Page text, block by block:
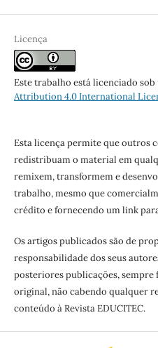
Licença
Este trabalho está licenciado
Attribution 4.0 International
Esta licença permite que outros
redistribuam o material em
remixem, transformem e
trabalho, mesmo que
crédito e fornecendo um link
Os artigos publicados são de
responsabilidade dos seus
posteriores publicações, sempre
original, não cabendo qualquer
conteúdo à Revista EDUCITEC.